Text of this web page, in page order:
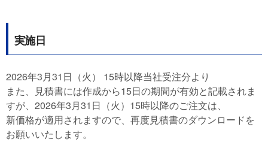
実施日
2026年3月31日（火） 15時以降当社受注分より
また、見積書には作成から15日の期間が有効と記載されま
すが、2026年3月31日（火）15時以降のご注文は、
新価格が適用されますので、再度見積書のダウンロードを
お願いいたします。